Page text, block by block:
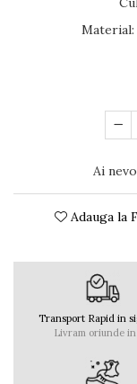
Material:
Ai
Adauga la
Transport Rapid in
Livram oriunde